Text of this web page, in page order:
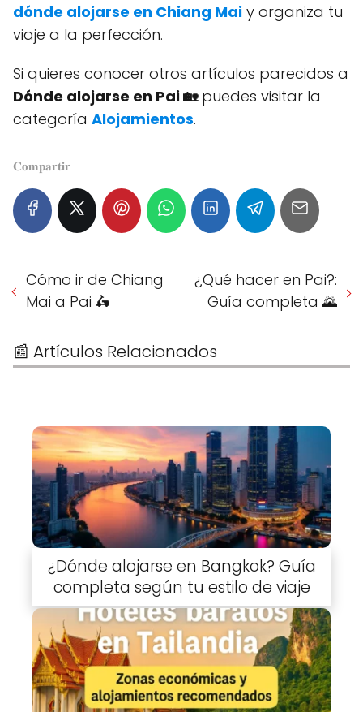
dónde alojarse en Chiang Mai y organiza tu
viaje a la perfección.
Si quieres conocer otros artículos parecidos a
Dónde alojarse en Pai 🏡puedes visitar la
categoría Alojamientos.
𝐂𝐨𝐦𝐩𝐚𝐫𝐭𝐢𝐫
Cómo ir de Chiang
Mai a Pai 🛵
¿Qué hacer en Pai?:
Guía completa 🌄
📰 Artículos Relacionados
¿Dónde alojarse en Bangkok? Guía
completa según tu estilo de viaje